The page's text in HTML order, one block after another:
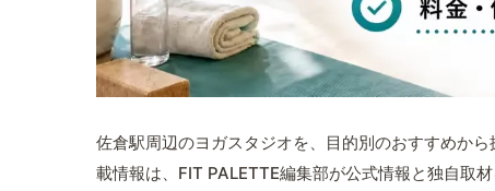
佐倉駅周辺のヨガスタジオを、目的別のおすすめか
載情報は、FIT PALETTE編集部が公式情報と独自取材